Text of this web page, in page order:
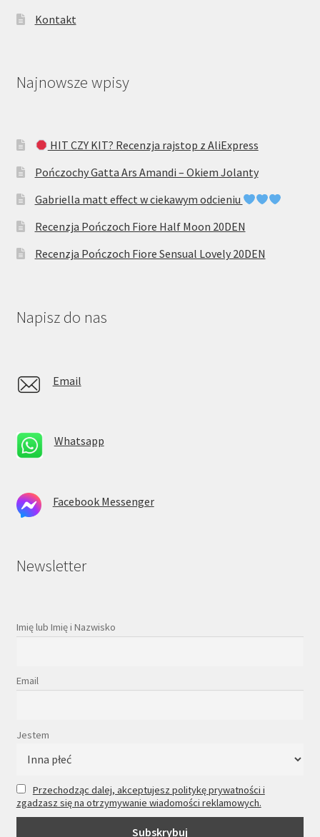
Kontakt
Najnowsze wpisy
HIT CZY KIT? Recenzja rajstop z AliExpress
Pończochy Gatta Ars Amandi – Okiem Jolanty
Gabriella matt effect w ciekawym odcieniu
Recenzja Pończoch Fiore Half Moon 20DEN
Recenzja Pończoch Fiore Sensual Lovely 20DEN
Napisz do nas
Email
Whatsapp
Facebook Messenger
Newsletter
Imię lub Imię i Nazwisko
Email
Jestem
Przechodząc dalej, akceptujesz politykę prywatności i
zgadzasz się na otrzymywanie wiadomości reklamowych.